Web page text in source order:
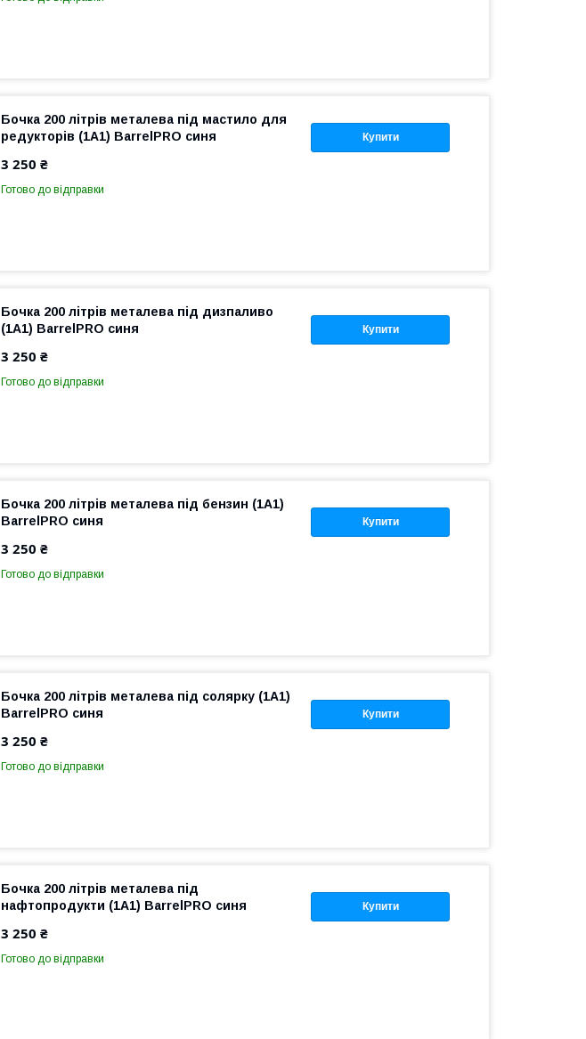
Купити
Бочка 200 літрів металева під мастило для
редукторів (1A1) BarrelPRO синя
3 250 ₴
Готово до відправки
Купити
Бочка 200 літрів металева під дизпаливо
(1A1) BarrelPRO синя
3 250 ₴
Готово до відправки
Купити
Бочка 200 літрів металева під бензин (1A1)
BarrelPRO синя
3 250 ₴
Готово до відправки
Купити
Бочка 200 літрів металева під солярку (1A1)
BarrelPRO синя
3 250 ₴
Готово до відправки
Купити
Бочка 200 літрів металева під
нафтопродукти (1A1) BarrelPRO синя
3 250 ₴
Готово до відправки